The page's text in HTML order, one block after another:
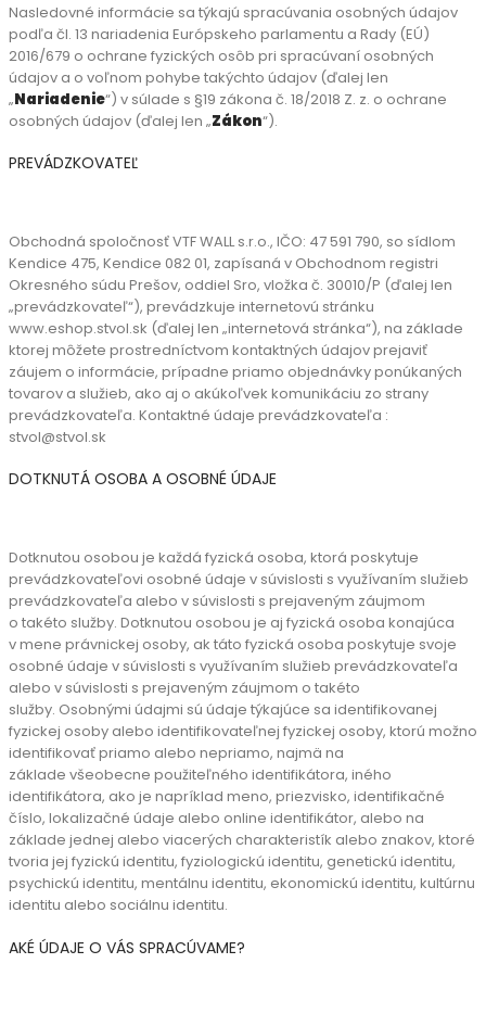
Nasledovné informácie sa týkajú spracúvania osobných údajov
podľa čl. 13 nariadenia Európskeho parlamentu a Rady (EÚ)
2016/679 o ochrane fyzických osôb pri spracúvaní osobných
údajov a o voľnom pohybe takýchto údajov (ďalej len
„Nariadenie“) v súlade s §19 zákona č. 18/2018 Z. z. o ochrane
osobných údajov (ďalej len „Zákon“).
PREVÁDZKOVATEĽ
Obchodná spoločnosť VTF WALL s.r.o., IČO: 47 591 790, so sídlom
Kendice 475, Kendice 082 01, zapísaná v Obchodnom registri
Okresného súdu Prešov, oddiel Sro, vložka č. 30010/P (ďalej len
„prevádzkovateľ“), prevádzkuje internetovú stránku
www.eshop.stvol.sk (ďalej len „internetová stránka“), na základe
ktorej môžete prostredníctvom kontaktných údajov prejaviť
záujem o informácie, prípadne priamo objednávky ponúkaných
tovarov a služieb, ako aj o akúkoľvek komunikáciu zo strany
prevádzkovateľa. Kontaktné údaje prevádzkovateľa :
stvol@stvol.sk
DOTKNUTÁ OSOBA A OSOBNÉ ÚDAJE
Dotknutou osobou je každá fyzická osoba, ktorá poskytuje
prevádzkovateľovi osobné údaje v súvislosti s využívaním služieb
prevádzkovateľa alebo v súvislosti s prejaveným záujmom
o takéto služby. Dotknutou osobou je aj fyzická osoba konajúca
v mene právnickej osoby, ak táto fyzická osoba poskytuje svoje
osobné údaje v súvislosti s využívaním služieb prevádzkovateľa
alebo v súvislosti s prejaveným záujmom o takéto
služby. Osobnými údajmi sú údaje týkajúce sa identifikovanej
fyzickej osoby alebo identifikovateľnej fyzickej osoby, ktorú možno
identifikovať priamo alebo nepriamo, najmä na
základe všeobecne použiteľného identifikátora, iného
identifikátora, ako je napríklad meno, priezvisko, identifikačné
číslo, lokalizačné údaje alebo online identifikátor, alebo na
základe jednej alebo viacerých charakteristík alebo znakov, ktoré
tvoria jej fyzickú identitu, fyziologickú identitu, genetickú identitu,
psychickú identitu, mentálnu identitu, ekonomickú identitu, kultúrnu
identitu alebo sociálnu identitu.
AKÉ ÚDAJE O VÁS SPRACÚVAME?